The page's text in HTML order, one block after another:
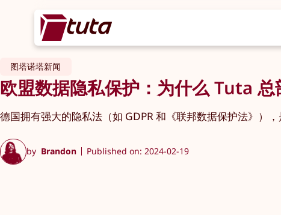
图塔诺塔新闻
欧盟数据隐私保护：为什么 Tuta 总
德国拥有强大的隐私法（如 GDPR 和《联邦数据保护法》）
by Brandon Published on: 2024-02-19